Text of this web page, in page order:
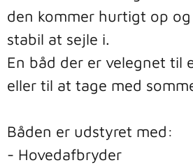
den kommer hurtigt op
stabil at sejle i.
En båd der er velegnet til
eller til at tage med
Båden er udstyret med:
- Hovedafbryder